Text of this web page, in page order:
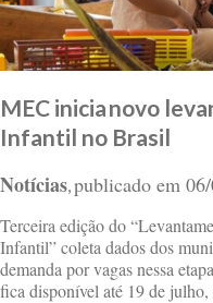
MEC inicia novo
Infantil no Brasil
Notícias,publicado em
Terceira edição do
Infantil” coleta dados dos
demanda por vagas nessa
fica disponível até 19 de